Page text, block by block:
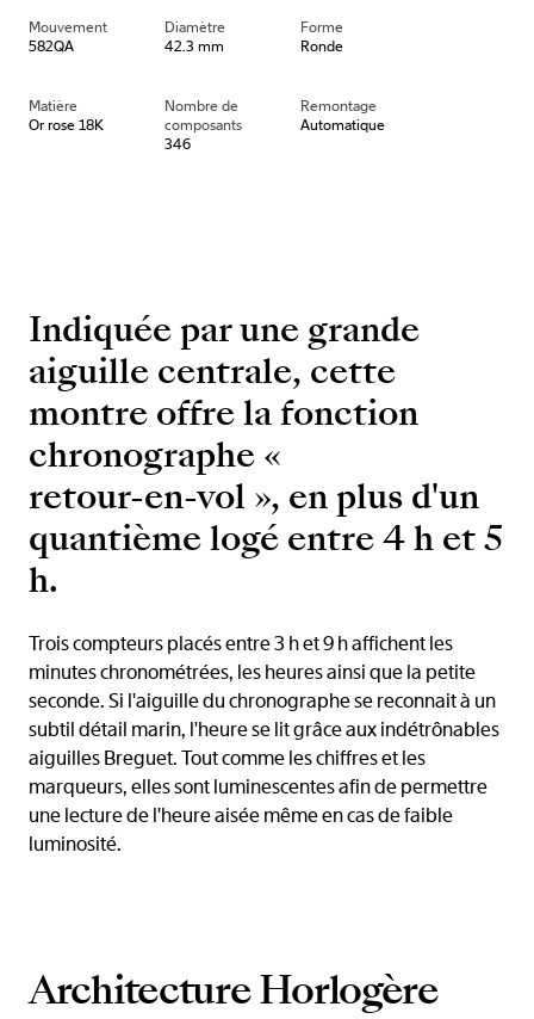
Mouvement
582QA
Diamètre
42.3 mm
Forme
Ronde
Matière
Or rose 18K
Nombre de
composants
346
Remontage
Automatique
Indiquée par une grande
aiguille centrale, cette
montre offre la fonction
chronographe «
retour-en-vol », en plus d'un
quantième logé entre 4 h et 5
h.
Trois compteurs placés entre 3 h et 9 h affichent les
minutes chronométrées, les heures ainsi que la petite
seconde. Si l'aiguille du chronographe se reconnait à un
subtil détail marin, l'heure se lit grâce aux indétrônables
aiguilles Breguet. Tout comme les chiffres et les
marqueurs, elles sont luminescentes afin de permettre
une lecture de l'heure aisée même en cas de faible
luminosité.
Architecture Horlogère